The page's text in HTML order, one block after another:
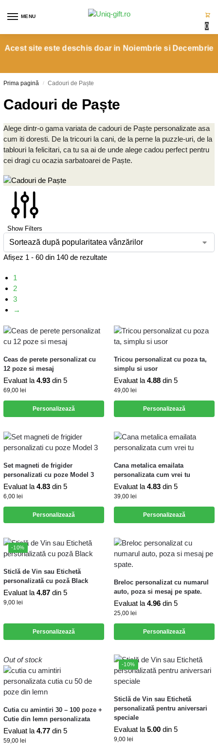
MENU
0
Acest site este deschis doar in Noiembrie si Decembrie
Prima pagină / Cadouri de Paște
Cadouri de Paște
Alege dintr-o gama variata de cadouri de Paște personalizate asa
cum iti doresti. De la tricouri la cani, de la perne la puzzle-uri, de la
tablouri la felicitari, ca tu sa ai de unde alege cadou perfect pentru
cei dragi cu ocazia sarbatoarei de Paște.
Show Filters
Afișez 1 - 60 din 140 de rezultate
1
2
3
→
Ceas de perete personalizat cu
12 poze si mesaj
Evaluat la 4.93 din 5
69,00 lei
Personalizează
Tricou personalizat cu poza ta,
simplu si usor
Evaluat la 4.88 din 5
49,00 lei
Personalizează
Set magneti de frigider
personalizati cu poze Model 3
Evaluat la 4.83 din 5
6,00 lei
Personalizează
Cana metalica emailata
personalizata cum vrei tu
Evaluat la 4.83 din 5
39,00 lei
Personalizează
-10%
Sticlă de Vin sau Etichetă
personalizată cu poză Black
Evaluat la 4.87 din 5
9,00 lei
Personalizează
Breloc personalizat cu numarul
auto, poza si mesaj pe spate.
Evaluat la 4.96 din 5
25,00 lei
Personalizează
Out of stock
Cutia cu amintiri 30 – 100 poze +
Cutie din lemn personalizata
Evaluat la 4.77 din 5
59,00 lei
-10%
Sticlă de Vin sau Etichetă
personalizată pentru aniversari
speciale
Evaluat la 5.00 din 5
9,00 lei